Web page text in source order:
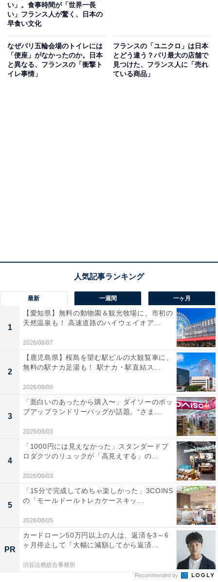
い」。食事時間が「世界一長
い」フランス人が驚く、日本の
早食い文化
なぜパリ五輪会場のトイレには
「便座」がなかったのか。日本
と異なる、フランスの「衝撃ト
イレ事情」
フランスの「ユニクロ」は日本
とどう違う？パリ最大の店舗で
見つけた、フランス人に「売れ
ている商品」
最新 一週間 一ヶ月
1
【愛知県】無料の動物園＆観光牧場に、市初の
天然温泉も！ 高速道路のハイウェイオア...
2026/08/07
2
【鹿児島県】桜島を望む駅ビルの大観覧車に、
無料の駅ナカ足湯も！ 駅ナカ・駅直結ス...
2026/08/08
3
「面白いのあったから購入〜」ダイソーのポッ
プアップランドリーバッグが話題。“さま...
2026/08/03
4
「1000円には見えなかった」スタンダードプ
ロダクツのリュックが「高見えする」の...
2026/08/03
5
「15分で完成してめちゃ楽しかった」3COINS
の「モールドールトレカケースキッ...
2026/08/05
PR
カードローン50万円以上の人は、返済を3～6
ヶ月停止して『大幅に減額してから返済...
渋谷法務総合事務所
Recommended by